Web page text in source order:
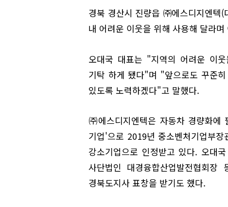
경북 경산시 진량읍 ㈜에스디지엔텍
내 어려운 이웃을 위해 사용해 달라
오대국 대표는 "지역의 어려운 이
기탁 하게 됐다"며 "앞으로도 꾸준
있도록 노력하겠다"고 말했다.
㈜에스디지엔텍은 자동차 경량화
기업'으로 2019년 중소벤처기업부
강소기업으로 인정받고 있다. 오대
사단법인 대경융합산업발전협회
경북도지사 표창을 받기도 했다.